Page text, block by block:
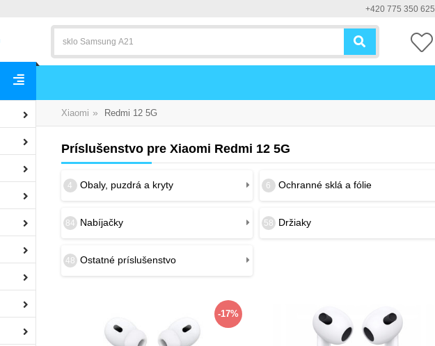
+420 775 350 625
Xiaomi » Redmi 12 5G
Príslušenstvo pre Xiaomi Redmi 12 5G
4 Obaly, puzdrá a kryty 6 Ochranné sklá a fólie
84 Nabíjačky 58 Držiaky
48 Ostatné príslušenstvo
-17%